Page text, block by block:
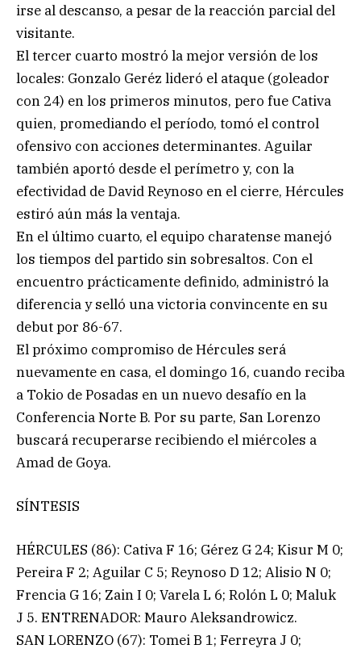
irse al descanso, a pesar de la reacción parcial del
visitante.
El tercer cuarto mostró la mejor versión de los
locales: Gonzalo Geréz lideró el ataque (goleador
con 24) en los primeros minutos, pero fue Cativa
quien, promediando el período, tomó el control
ofensivo con acciones determinantes. Aguilar
también aportó desde el perímetro y, con la
efectividad de David Reynoso en el cierre, Hércules
estiró aún más la ventaja.
En el último cuarto, el equipo charatense manejó
los tiempos del partido sin sobresaltos. Con el
encuentro prácticamente definido, administró la
diferencia y selló una victoria convincente en su
debut por 86-67.
El próximo compromiso de Hércules será
nuevamente en casa, el domingo 16, cuando reciba
a Tokio de Posadas en un nuevo desafío en la
Conferencia Norte B. Por su parte, San Lorenzo
buscará recuperarse recibiendo el miércoles a
Amad de Goya.
SÍNTESIS
HÉRCULES (86): Cativa F 16; Gérez G 24; Kisur M 0;
Pereira F 2; Aguilar C 5; Reynoso D 12; Alisio N 0;
Frencia G 16; Zain I 0; Varela L 6; Rolón L 0; Maluk
J 5. ENTRENADOR: Mauro Aleksandrowicz.
SAN LORENZO (67): Tomei B 1; Ferreyra J 0;